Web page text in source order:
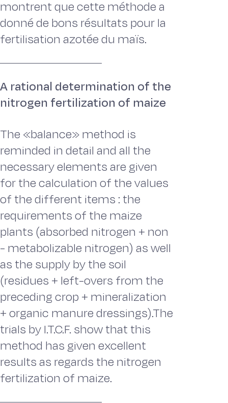
montrent que cette méthode a
donné de bons résultats pour la
fertilisation azotée du maïs.
A rational determination of the
nitrogen fertilization of maize
The «balance» method is
reminded in detail and all the
necessary elements are given
for the calculation of the values
of the different items : the
requirements of the maize
plants (absorbed nitrogen + non
- metabolizable nitrogen) as well
as the supply by the soil
(residues + left-overs from the
preceding crop + mineralization
+ organic manure dressings).The
trials by I.T.C.F. show that this
method has given excellent
results as regards the nitrogen
fertilization of maize.